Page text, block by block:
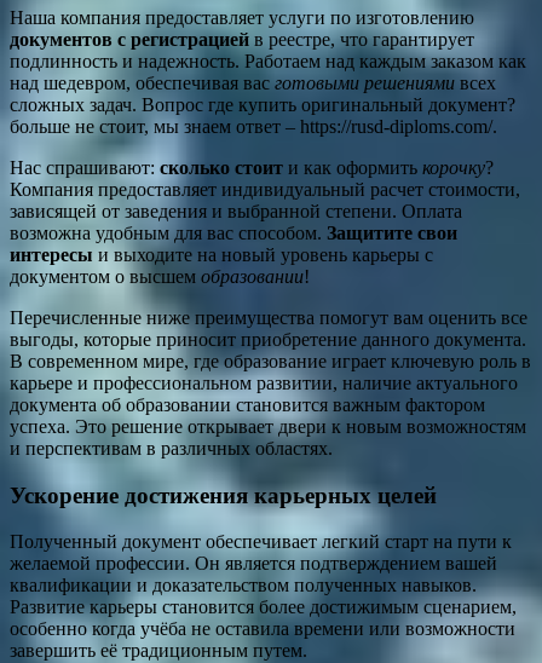
Наша компания предоставляет услуги по изготовлению
документов с регистрацией в реестре, что гарантирует
подлинность и надежность. Работаем над каждым заказом как
над шедевром, обеспечивая вас готовыми решениями всех
сложных задач. Вопрос где купить оригинальный документ?
больше не стоит, мы знаем ответ – https://rusd-diploms.com/.
Нас спрашивают: сколько стоит и как оформить корочку?
Компания предоставляет индивидуальный расчет стоимости,
зависящей от заведения и выбранной степени. Оплата
возможна удобным для вас способом. Защитите свои
интересы и выходите на новый уровень карьеры с
документом о высшем образовании!
Перечисленные ниже преимущества помогут вам оценить все
выгоды, которые приносит приобретение данного документа.
В современном мире, где образование играет ключевую роль в
карьере и профессиональном развитии, наличие актуального
документа об образовании становится важным фактором
успеха. Это решение открывает двери к новым возможностям
и перспективам в различных областях.
Ускорение достижения карьерных целей
Полученный документ обеспечивает легкий старт на пути к
желаемой профессии. Он является подтверждением вашей
квалификации и доказательством полученных навыков.
Развитие карьеры становится более достижимым сценарием,
особенно когда учёба не оставила времени или возможности
завершить её традиционным путем.